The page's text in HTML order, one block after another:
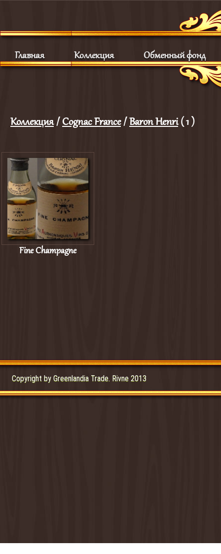
Главная Коллекция Обменный фонд
Коллекция/Cognac France/Baron Henri( 1 )
Fine Champagne
Copyright by Greenlandia Trade. Rivne 2013